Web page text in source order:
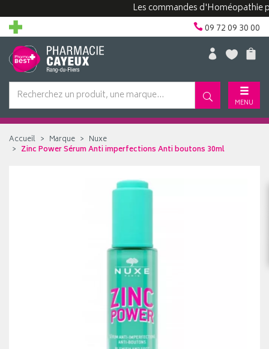
Les commandes d'Homéopathie
09 72 09 30 00
MENU
Accueil Marque
Nuxe
Zinc Power Sérum Anti imperfections Anti boutons 30ml